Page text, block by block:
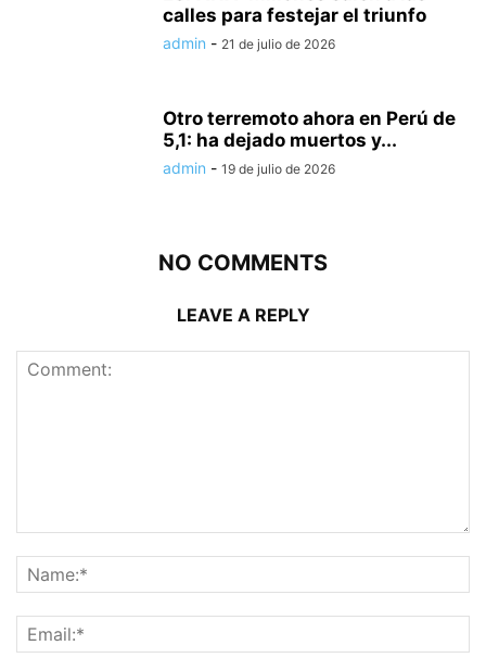
calles para festejar el triunfo
admin - 21 de julio de 2026
Otro terremoto ahora en Perú de
5,1: ha dejado muertos y...
admin - 19 de julio de 2026
NO COMMENTS
LEAVE A REPLY